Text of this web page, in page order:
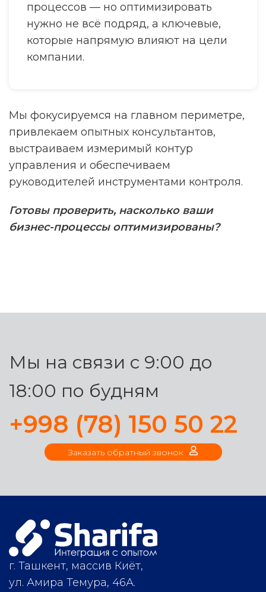
процессов — но оптимизировать
нужно не всё подряд, а ключевые,
которые напрямую влияют на цели
компании.
Мы фокусируемся на главном периметре,
привлекаем опытных консультантов,
выстраиваем измеримый контур
управления и обеспечиваем
руководителей инструментами контроля.
Готовы проверить, насколько ваши
бизнес-процессы оптимизированы?
Мы на связи с 9:00 до
18:00 по будням
+998 (78) 150 50 22
Заказать обратный звонок
г. Ташкент, массив Киёт,
ул. Амира Темура, 46А.